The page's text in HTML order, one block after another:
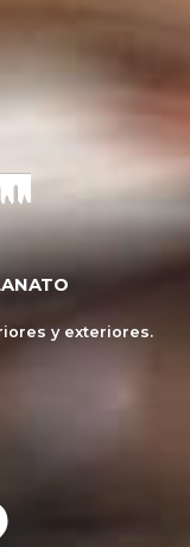
y exteriores.